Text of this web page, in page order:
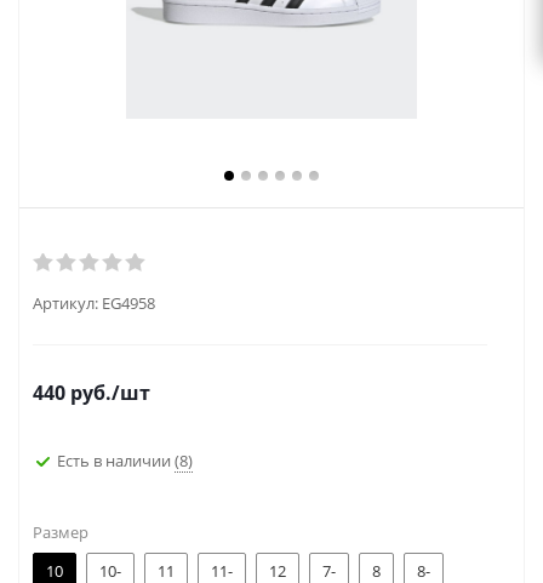
Артикул: EG4958
440 руб./шт
Есть в наличии (8)
Размер
10
10- 11 11- 12 7- 8 8-